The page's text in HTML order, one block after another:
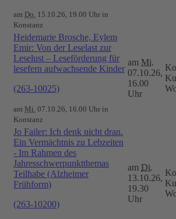
am Do. 15.10.26, 19.00 Uhr in
Konstanz
Heidemarie Brosche, Eylem
Emir: Von der Leselast zur
Leselust – Leseförderung für
lesefern aufwachsende Kinder
(263-10025)
am Mi. 07.10.26, 16.00 Uhr in
Konstanz
am Mi.
07.10.26,
16.00
Uhr
Jo Failer: Ich denk nicht dran.
Ein Vermächtnis zu Lebzeiten
- Im Rahmen des
Jahresschwerpunktthemas
Teilhabe (Alzheimer
Frühform)
(263-10200)
am Di.
13.10.26,
19.30
Uhr